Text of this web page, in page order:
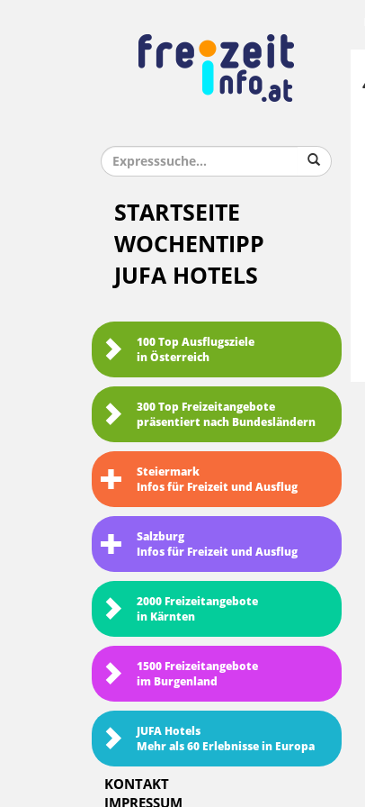
STARTSEITE
WOCHENTIPP
JUFA HOTELS
100 Top Ausflugsziele
in Österreich
300 Top Freizeitangebote
präsentiert nach Bundesländern
Steiermark
Infos für Freizeit und Ausflug
Salzburg
Infos für Freizeit und Ausflug
2000 Freizeitangebote
in Kärnten
1500 Freizeitangebote
im Burgenland
JUFA Hotels
Mehr als 60 Erlebnisse in Europa
KONTAKT
IMPRESSUM